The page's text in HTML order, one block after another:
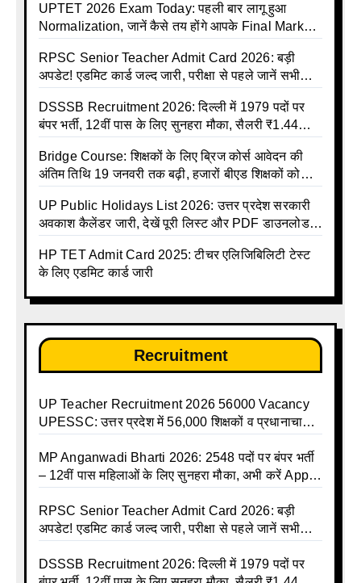
UPTET 2026 Exam Today: पहली बार लागू हुआ
Normalization, जानें कैसे तय होंगे आपके Final Marks
RPSC Senior Teacher Admit Card 2026: बड़ी
अपडेट! एडमिट कार्ड जल्द जारी, परीक्षा से पहले जानें सभी
DSSSB Recruitment 2026: दिल्ली में 1979 पदों पर
बंपर भर्ती, 12वीं पास के लिए सुनहरा मौका, सैलरी ₹1.44
Bridge Course: शिक्षकों के लिए ब्रिज कोर्स आवेदन की
अंतिम तिथि 19 जनवरी तक बढ़ी, हजारों बीएड शिक्षकों को
UP Public Holidays List 2026: उत्तर प्रदेश सरकारी
अवकाश कैलेंडर जारी, देखें पूरी लिस्ट और PDF डाउनलोड
talika | Sarkari Avkash Talika | Up Holidays List |
Holidays Calendar
HP TET Admit Card 2025: टीचर एलिजिबिलिटी टेस्ट
के लिए एडमिट कार्ड जारी
Recruitment
UP Teacher Recruitment 2026 56000 Vacancy
UPESSC: उत्तर प्रदेश में 56,000 शिक्षकों व प्रधानाचार्यों
MP Anganwadi Bharti 2026: 2548 पदों पर बंपर भर्ती
– 12वीं पास महिलाओं के लिए सुनहरा मौका, अभी करें Apply
RPSC Senior Teacher Admit Card 2026: बड़ी
अपडेट! एडमिट कार्ड जल्द जारी, परीक्षा से पहले जानें सभी
DSSSB Recruitment 2026: दिल्ली में 1979 पदों पर